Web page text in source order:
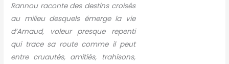
Rannou raconte des destins croisés
au milieu desquels émerge la vie
d’Arnaud, voleur presque repenti
qui trace sa route comme il peut
entre cruautés, amitiés, trahisons,